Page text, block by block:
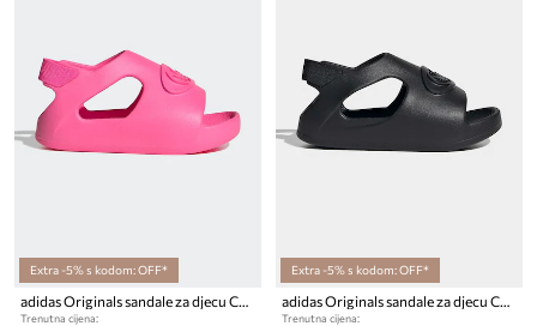
Extra -5% s kodom: OFF*
Trenutna cijena:
Extra -5% s kodom: OFF*
Trenutna cijena: